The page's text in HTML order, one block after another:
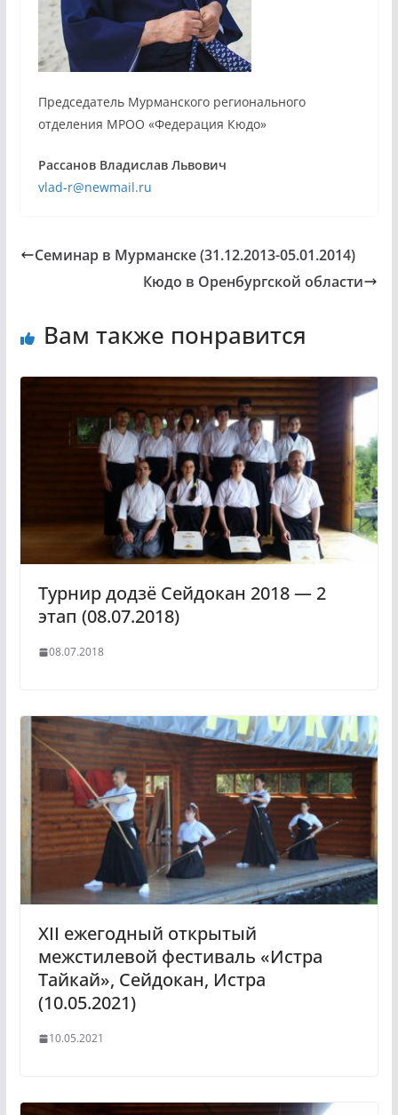
Председатель Мурманского регионального
отделения МРОО «Федерация Кюдо»
Рассанов Владислав Львович
vlad-r@newmail.ru
Семинар в Мурманске (31.12.2013-05.01.2014)
Кюдо в Оренбургской области
Вам также понравится
Турнир додзё Сейдокан 2018 — 2
этап (08.07.2018)
08.07.2018
XII ежегодный открытый
межстилевой фестиваль «Истра
Тайкай», Сейдокан, Истра
(10.05.2021)
10.05.2021